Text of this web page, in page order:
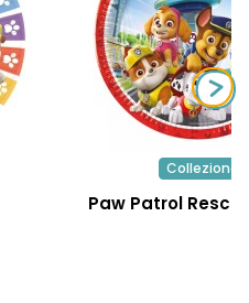
Collezione
Paw Patrol